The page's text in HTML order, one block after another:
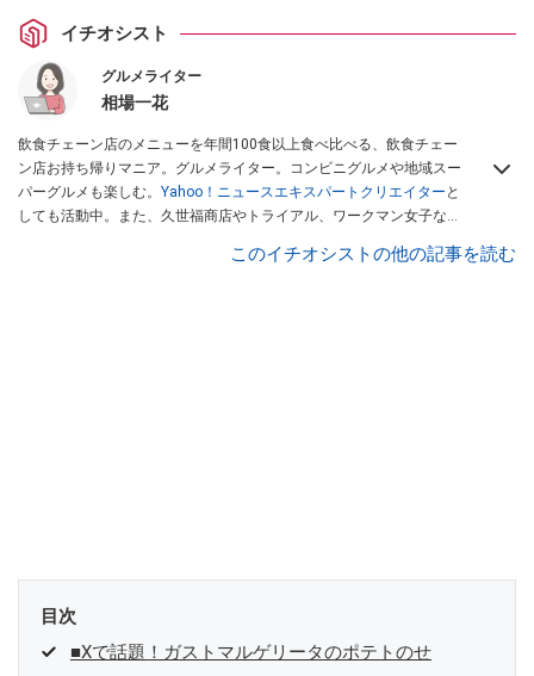
イチオシスト
グルメライター
相場一花
飲食チェーン店のメニューを年間100食以上食べ比べる、飲食チェー
ン店お持ち帰りマニア。グルメライター。コンビニグルメや地域スー
パーグルメも楽しむ。 Yahoo！ニュースエキスパートクリエイター と
しても活動中。また、久世福商店やトライアル、ワークマン女子など
、集英社「週刊プレイボーイ」、宝島
このイチオシストの他の記事を読む
目次
■Xで話題！ガストマルゲリータのポテトのせ